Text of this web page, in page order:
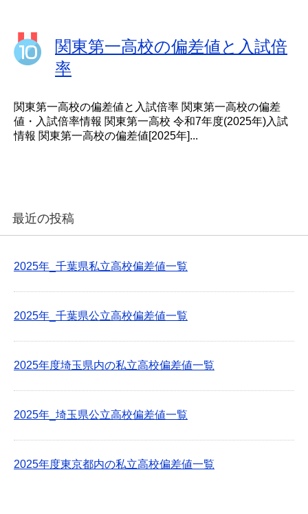
関東第一高校の偏差値と入試倍
率
関東第一高校の偏差値と入試倍率 関東第一高校の偏差
値・入試倍率情報 関東第一高校 令和7年度(2025年)入試
情報 関東第一高校の偏差値[2025年]...
最近の投稿
2025年_千葉県私立高校偏差値一覧
2025年_千葉県公立高校偏差値一覧
2025年度埼玉県内の私立高校偏差値一覧
2025年_埼玉県公立高校偏差値一覧
2025年度東京都内の私立高校偏差値一覧